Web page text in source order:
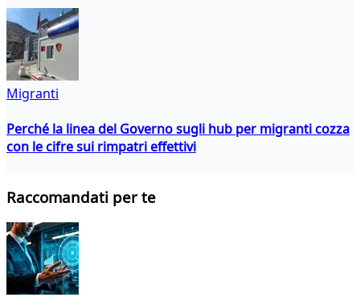
Migranti
Perché la linea del Governo sugli hub per migranti cozza
con le cifre sui rimpatri effettivi
Raccomandati per te